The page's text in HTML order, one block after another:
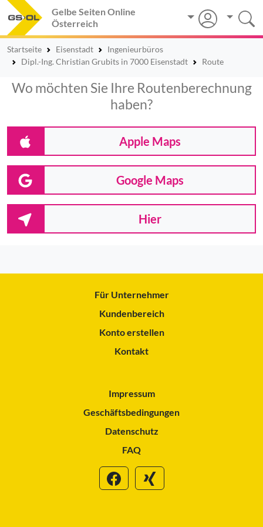
Gelbe Seiten Online
Österreich
Startseite Eisenstadt
Ingenieurbüros
Dipl.-Ing. Christian Grubits in 7000 Eisenstadt
Route
Wo möchten Sie Ihre Routenberechnung
haben?
Apple Maps
Google Maps
Hier
Für Unternehmer
Kundenbereich
Konto erstellen
Kontakt
Impressum
Geschäftsbedingungen
Datenschutz
FAQ